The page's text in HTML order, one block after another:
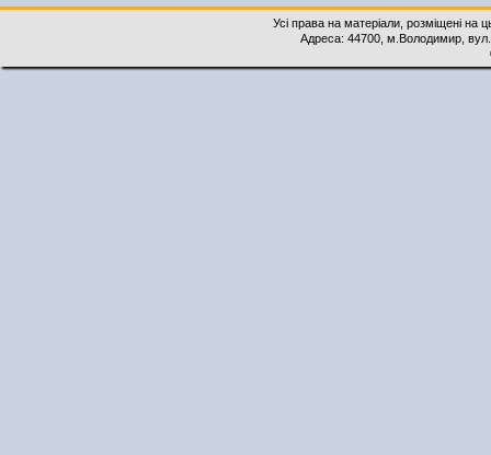
Усі права на матеріали, розміщені на
Адреса: 44700, м.Володимир,